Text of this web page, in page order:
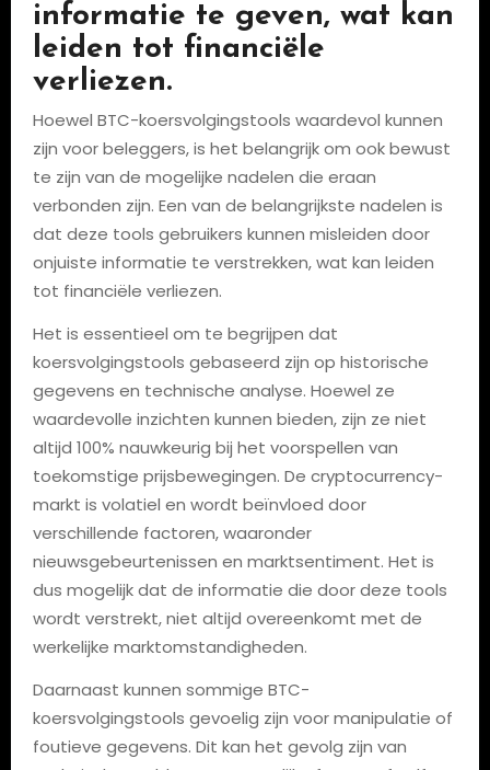
informatie te geven, wat kan
leiden tot financiële
verliezen.
Hoewel BTC-koersvolgingstools waardevol kunnen
zijn voor beleggers, is het belangrijk om ook bewust
te zijn van de mogelijke nadelen die eraan
verbonden zijn. Een van de belangrijkste nadelen is
dat deze tools gebruikers kunnen misleiden door
onjuiste informatie te verstrekken, wat kan leiden
tot financiële verliezen.
Het is essentieel om te begrijpen dat
koersvolgingstools gebaseerd zijn op historische
gegevens en technische analyse. Hoewel ze
waardevolle inzichten kunnen bieden, zijn ze niet
altijd 100% nauwkeurig bij het voorspellen van
toekomstige prijsbewegingen. De cryptocurrency-
markt is volatiel en wordt beïnvloed door
verschillende factoren, waaronder
nieuwsgebeurtenissen en marktsentiment. Het is
dus mogelijk dat de informatie die door deze tools
wordt verstrekt, niet altijd overeenkomt met de
werkelijke marktomstandigheden.
Daarnaast kunnen sommige BTC-
koersvolgingstools gevoelig zijn voor manipulatie of
foutieve gegevens. Dit kan het gevolg zijn van